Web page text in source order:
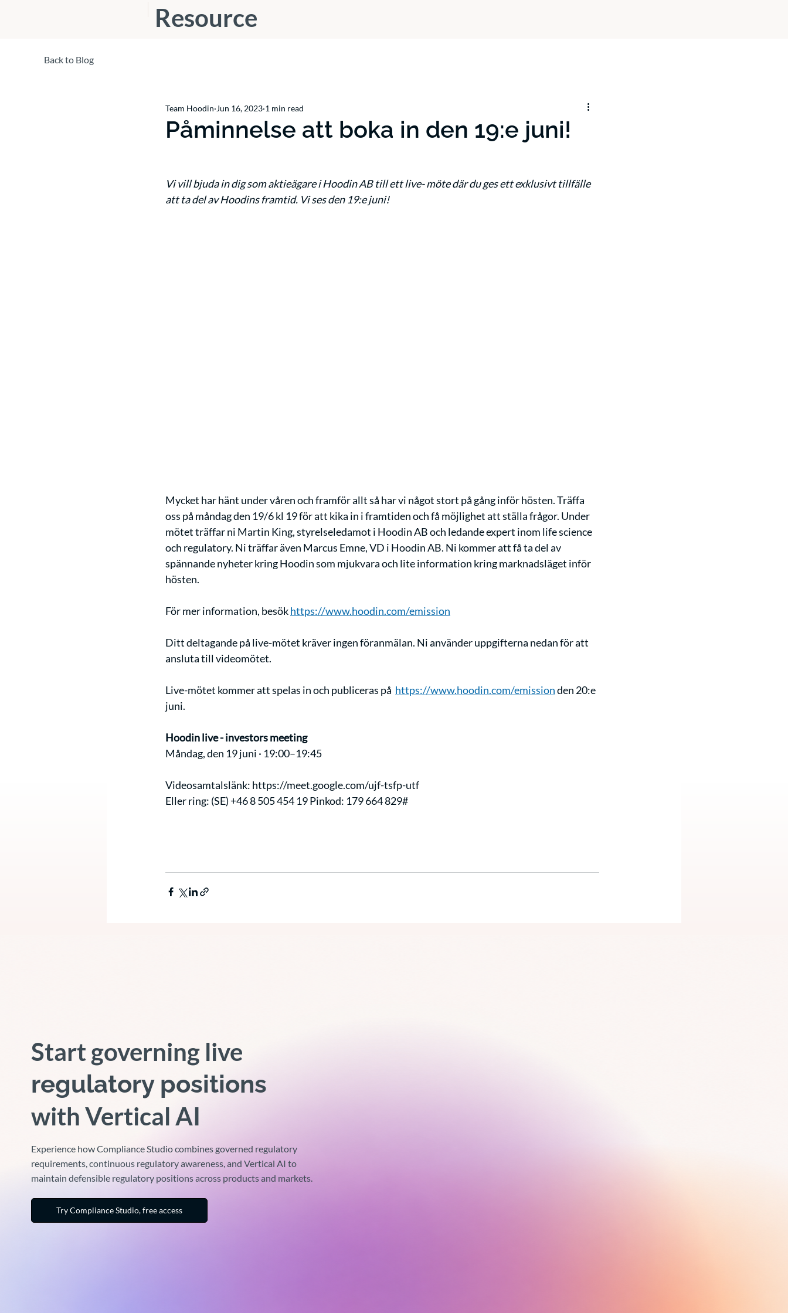
Resource
Back to Blog
Påminnelse att boka in den 19:e juni!
Team Hoodin Jun 16, 2023 1 min read
Vi vill bjuda in dig som aktieägare i Hoodin AB till ett live- möte där du ges ett exklusivt tillfälle
att ta del av Hoodins framtid. Vi ses den 19:e juni!
Mycket har hänt under våren och framför allt så har vi något stort på gång inför hösten. Träffa
oss på måndag den 19/6 kl 19 för att kika in i framtiden och få möjlighet att ställa frågor. Under
mötet träffar ni Martin King, styrelseledamot i Hoodin AB och ledande expert inom life science
och regulatory. Ni träffar även Marcus Emne, VD i Hoodin AB. Ni kommer att få ta del av
spännande nyheter kring Hoodin som mjukvara och lite information kring marknadsläget inför
hösten.
För mer information, besök https://www.hoodin.com/emission
Ditt deltagande på live-mötet kräver ingen föranmälan. Ni använder uppgifterna nedan för att
ansluta till videomötet.
Live-mötet kommer att spelas in och publiceras på https://www.hoodin.com/emission den 20:e
juni.
Hoodin live - investors meeting
Måndag, den 19 juni · 19:00–19:45
Videosamtalslänk: https://meet.google.com/ujf-tsfp-utf
Eller ring: (SE) +46 8 505 454 19 Pinkod: 179 664 829#
Start governing live
regulatory positions
with Vertical AI
Experience how Compliance Studio combines governed regulatory
requirements, continuous regulatory awareness, and Vertical AI to
maintain defensible regulatory positions across products and markets.
Try Compliance Studio, free access